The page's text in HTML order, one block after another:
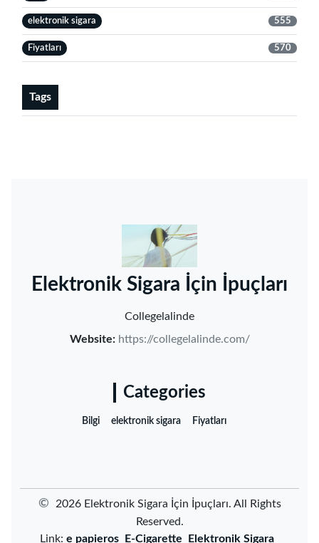
elektronik sigara 555
Fiyatları 570
Tags
‌Elektronik Sigara İçin İpuçları‌
Collegelalinde
Website: https://collegelalinde.com/
Categories
Bilgi elektronik sigara Fiyatları
©
2026 ‌Elektronik Sigara İçin İpuçları‌. All Rights
Reserved.
Link: e papieros E-Cigarette Elektronik Sigara